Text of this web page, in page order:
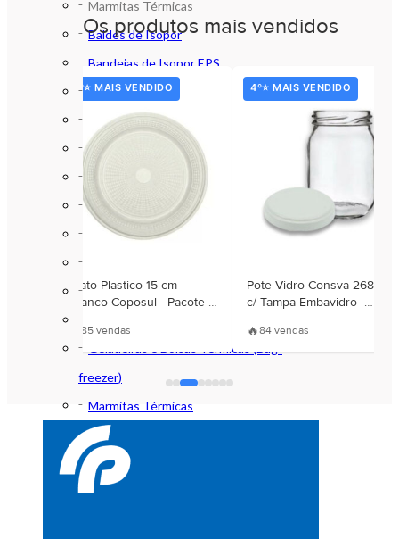
Marmitas Térmicas
Baldes de Isopor
Bandejas de Isopor EPS
Caixas de Isopor EPS
Copos e Potes Térmicos em Isopor
Discos de Isopor
Lancheiras de Isopor
Marmitex de Isopor
Suportes em Isopor Garrafa e Lata
Geladeiras e Bolsas Térmicas (Bag-
freezer)
Marmitas Térmicas
Os produtos mais vendidos
3º⭐ MAIS VENDIDO
Prato Plastico 15 cm
Branco Coposul - Pacote c/
010 Unidades
85 vendas
4º⭐ MAIS VENDIDO
Pote Vidro Consva 268 ml
c/ Tampa Embavidro -
🔥84 vendas